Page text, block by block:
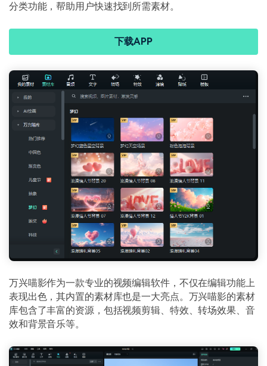
分类功能，帮助用户快速找到所需素材。
下载APP
万兴喵影作为一款专业的视频编辑软件，不仅在编辑功能上
表现出色，其内置的素材库也是一大亮点。万兴喵影的素材
库包含了丰富的资源，包括视频剪辑、特效、转场效果、音
效和背景音乐等。